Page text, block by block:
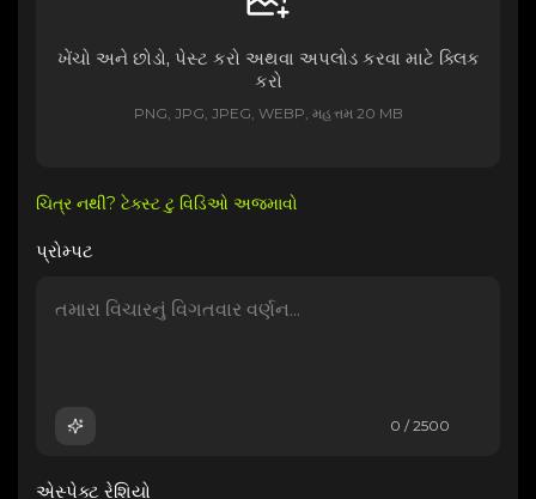
ખેંચો અને છોડો, પેસ્ટ કરો અથવા અપલોડ કરવા માટે ક્લિક
કરો
PNG, JPG, JPEG, WEBP, મહત્તમ 20 MB
ચિત્ર નથી? ટેક્સ્ટ ટુ વિડિઓ અજમાવો
પ્રોમ્પટ
0 / 2500
એસ્પેક્ટ રેશિયો